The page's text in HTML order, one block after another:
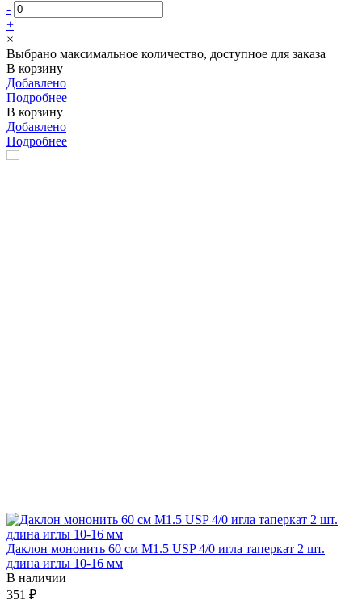
-
+
×
Выбрано максимальное количество, доступное для заказа
В корзину
Добавлено
Подробнее
В корзину
Добавлено
Подробнее
Даклон мононить 60 см М1.5 USP 4/0 игла таперкат 2 шт.
длина иглы 10-16 мм
В наличии
351 ₽